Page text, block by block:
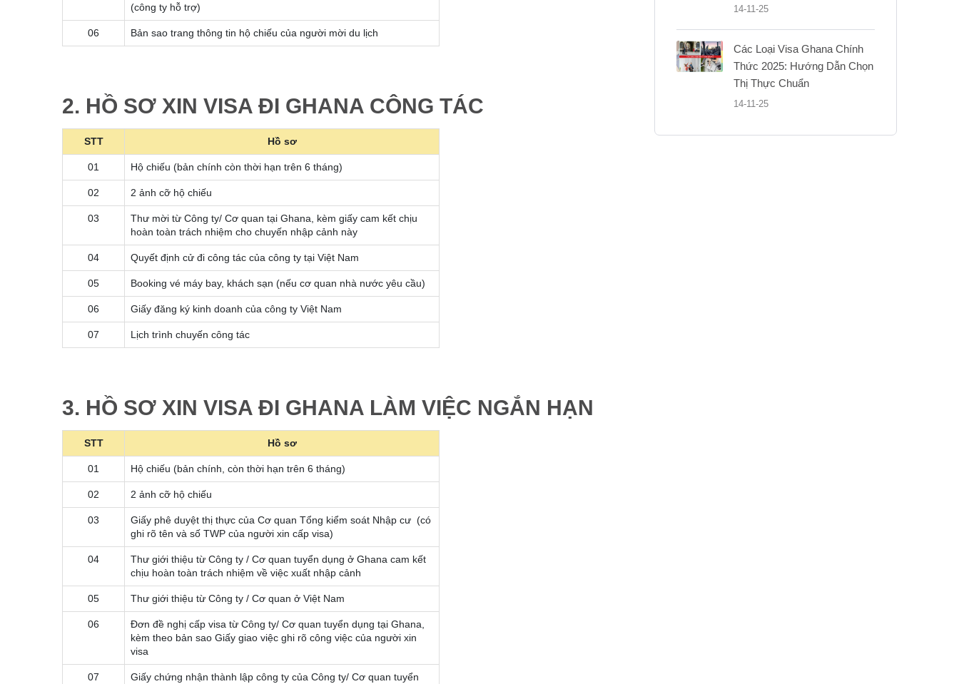
(công ty hỗ trợ)
06 Bản sao trang thông tin hộ chiếu của người mời du lịch
2. HỒ SƠ XIN VISA ĐI GHANA CÔNG TÁC
STT Hồ sơ
01 Hộ chiếu (bản chính còn thời hạn trên 6 tháng)
02 2 ảnh cỡ hộ chiếu
03
Thư mời từ Công ty/ Cơ quan tại Ghana, kèm giấy cam kết chịu
hoàn toàn trách nhiệm cho chuyến nhập cảnh này
04 Quyết định cử đi công tác của công ty tại Việt Nam
05 Booking vé máy bay, khách sạn (nếu cơ quan nhà nước yêu cầu)
06 Giấy đăng ký kinh doanh của công ty Việt Nam
07 Lịch trình chuyến công tác
3. HỒ SƠ XIN VISA ĐI GHANA LÀM VIỆC NGẮN HẠN
STT Hồ sơ
01 Hộ chiếu (bản chính, còn thời hạn trên 6 tháng)
02 2 ảnh cỡ hộ chiếu
03
Giấy phê duyệt thị thực của Cơ quan Tổng kiểm soát Nhập cư (có
ghi rõ tên và số TWP của người xin cấp visa)
04
Thư giới thiệu từ Công ty / Cơ quan tuyển dụng ở Ghana cam kết
chịu hoàn toàn trách nhiệm về việc xuất nhập cảnh
05 Thư giới thiệu từ Công ty / Cơ quan ở Việt Nam
06
Đơn đề nghị cấp visa từ Công ty/ Cơ quan tuyển dụng tại Ghana,
kèm theo bản sao Giấy giao việc ghi rõ công việc của người xin
visa
07
Giấy chứng nhận thành lập công ty của Công ty/ Cơ quan tuyển
14-11-25
Các Loại Visa Ghana Chính
Thức 2025: Hướng Dẫn Chọn
Thị Thực Chuẩn
14-11-25